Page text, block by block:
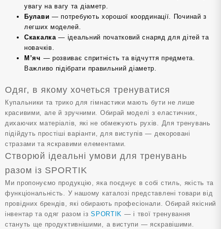
увагу на вагу та діаметр.
Булави — потребують хорошої координації. Починай з
легших моделей.
Скакалка — ідеальний початковий снаряд для дітей та
новачків.
М’яч — розвиває спритність та відчуття предмета.
Важливо підібрати правильний діаметр.
Одяг, в якому хочеться тренуватися
Купальники та трико для гімнастики мають бути не лише
красивими, але й зручними. Обирай моделі з еластичних,
дихаючих матеріалів, які не обмежують рухів. Для тренувань
підійдуть простіші варіанти, для виступів — декоровані
стразами та яскравими елементами.
Створюй ідеальні умови для тренувань
разом із SPORTIK
Ми пропонуємо продукцію, яка поєднує в собі стиль, якість та
функціональність. У нашому каталозі представлені товари від
провідних брендів, які обирають професіонали. Обирай якісний
інвентар та одяг разом ізSPORTIK — і твої тренування
стануть ще продуктивнішими, а виступи — яскравішими.